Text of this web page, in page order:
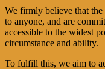
We firmly believe that the
to anyone, and are
accessible to the widest
circumstance and ability.
To fulfill this, we aim to